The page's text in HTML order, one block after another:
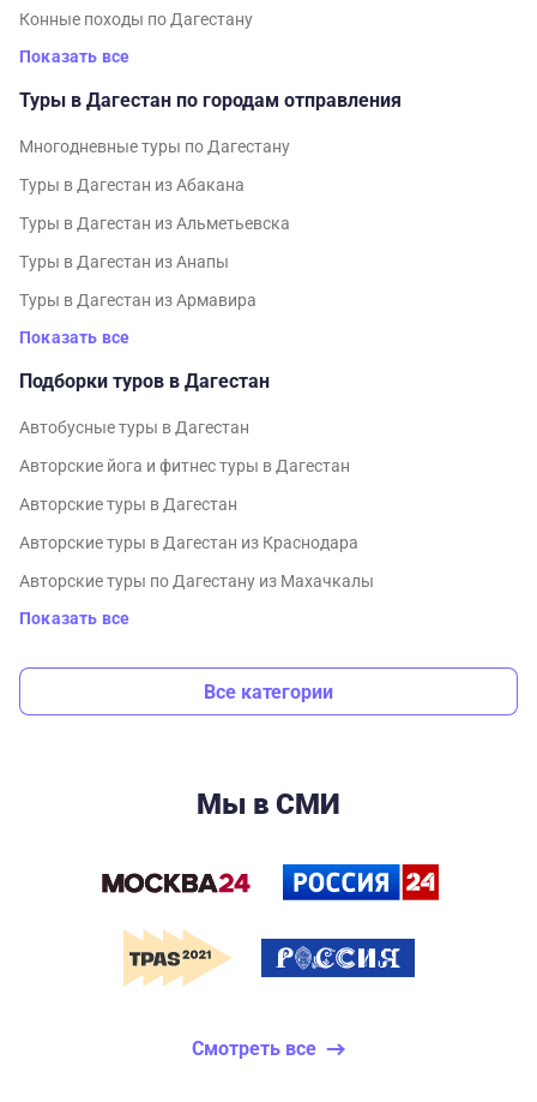
Конные походы по Дагестану
Показать все
Туры в Дагестан по городам отправления
Многодневные туры по Дагестану
Туры в Дагестан из Абакана
Туры в Дагестан из Альметьевска
Туры в Дагестан из Анапы
Туры в Дагестан из Армавира
Показать все
Подборки туров в Дагестан
Автобусные туры в Дагестан
Авторские йога и фитнес туры в Дагестан
Авторские туры в Дагестан
Авторские туры в Дагестан из Краснодара
Авторские туры по Дагестану из Махачкалы
Показать все
Все категории
Мы в СМИ
Смотреть все